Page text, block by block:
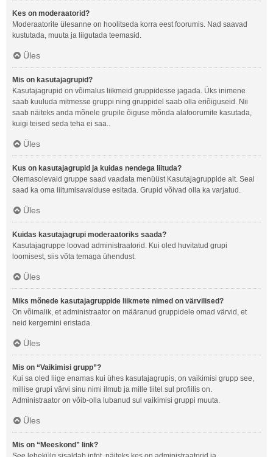
Kes on moderaatorid?
Moderaatorite ülesanne on hoolitseda korra eest foorumis. Nad saavad
kustutada, muuta ja liigutada teemasid.
Üles
Mis on kasutajagrupid?
Kasutajagrupid on võimalus liikmeid gruppidesse jagada. Üks inimene
saab kuuluda mitmesse gruppi ning gruppidel saab olla eriõiguseid. Nii
saab näiteks anda mõnele grupile õiguse mõnda alafoorumite kasutada,
kuigi teised seda teha ei saa..
Üles
Kus on kasutajagrupid ja kuidas nendega liituda?
Olemasolevaid gruppe saad vaadata menüüst Kasutajagruppide alt. Seal
saad ka oma liitumisavalduse esitada. Grupid võivad olla ka varjatud.
Üles
Kuidas kasutajagrupi moderaatoriks saada?
Kasutajagruppe loovad administraatorid. Kui oled huvitatud grupi
loomisest, siis võta temaga ühendust.
Üles
Miks mõnede kasutajagruppide liikmete nimed on värvilised?
On võimalik, et administraator on määranud gruppidele omad värvid, et
neid kergemini eristada.
Üles
Mis on “Vaikimisi grupp”?
Kui sa oled liige enamas kui ühes kasutajagrupis, on vaikimisi grupp see,
millise grupi värvi sinu nimi ilmub ja mille tiitel sul profiilis on.
Administraator on võib-olla lubanud sul vaikimisi gruppi muuta.
Üles
Mis on “Meeskond” link?